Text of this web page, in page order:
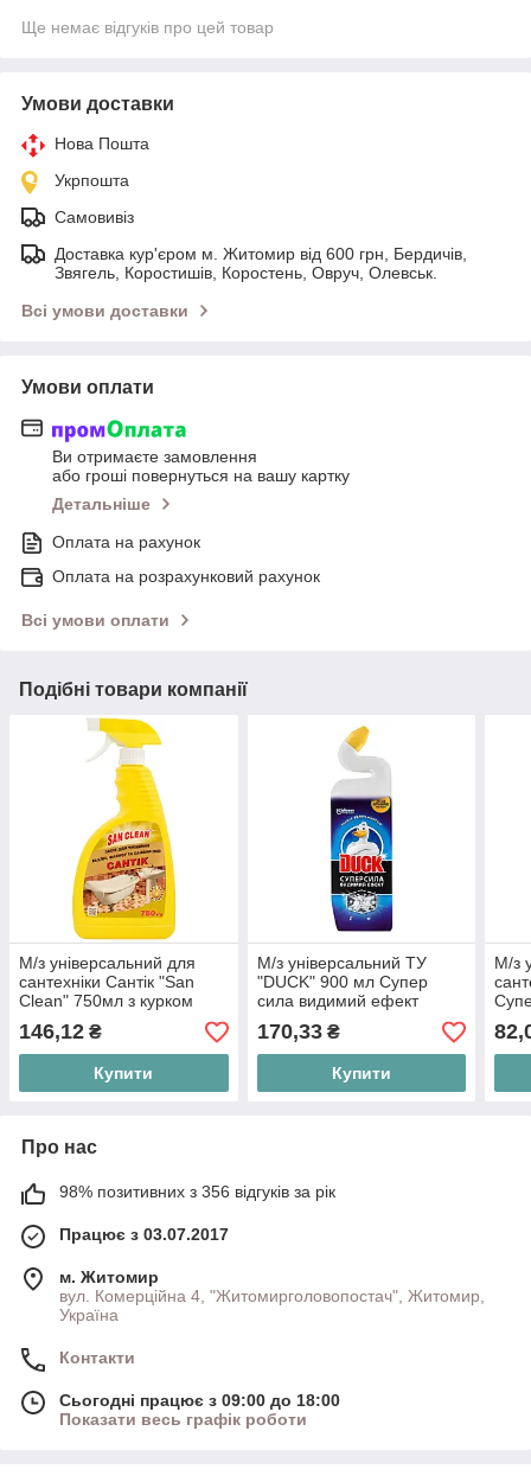
Ще немає відгуків про цей товар
Умови доставки
Нова Пошта
Укрпошта
Самовивіз
Доставка кур'єром м. Житомир від 600 грн, Бердичів,
Звягель, Коростишів, Коростень, Овруч, Олевськ.
Всі умови доставки
Умови оплати
Ви отримаєте замовлення
або гроші повернуться на вашу картку
Детальніше
Оплата на рахунок
Оплата на розрахунковий рахунок
Всі умови оплати
Подібні товари компанії
М/з універсальний для
сантехніки Сантік "San
Clean" 750мл з курком
146,12 ₴
Купити
М/з універсальний ТУ
"DUCK" 900 мл Супер
сила видимий ефект
170,33₴
Купити
М/з
Про нас
98% позитивних з 356 відгуків за рік
Працює з 03.07.2017
м. Житомир
вул. Комерційна 4, "Житомирголовопостач", Житомир,
Україна
Контакти
Сьогодні працює з 09:00 до 18:00
Показати весь графік роботи